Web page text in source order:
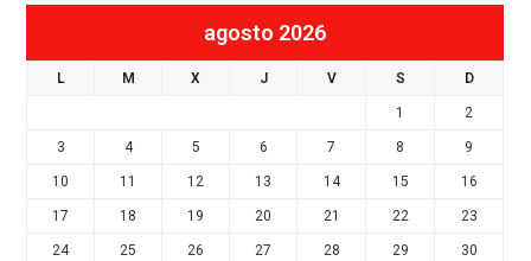
agosto 2026
L M X J V S D
1 2
3 4 5 6 7 8 9
10 11 12 13 14 15 16
17 18 19 20 21 22 23
24 25 26 27 28 29 30